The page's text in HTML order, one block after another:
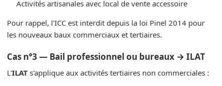
Activités artisanales avec local de vente accessoire
Pour rappel, l'ICC est interdit depuis la loi Pinel 2014 pour
les nouveaux baux commerciaux et tertiaires.
Cas n°3 — Bail professionnel ou bureaux → ILAT
L'ILAT s'applique aux activités tertiaires non commerciales :